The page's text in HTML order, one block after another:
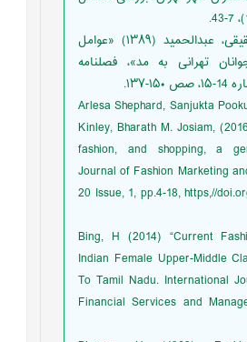
معیدفر، سعید و حقیقی، عبدالحمید (۱۳۸۹) «عوامل
تهرانی به مد»، فصلنامه
۱۳۷.
Arlesa Shephard, Sanjukta
Kinley, Bharath M. Josiam,
fashion, and shopping, a
Journal of Fashion Marketing
20 Issue, 1, pp.4-18, https,//
Bing, H (2014) “Current
Indian Female Upper-Middle
To Tamil Nadu. International
Financial Services and